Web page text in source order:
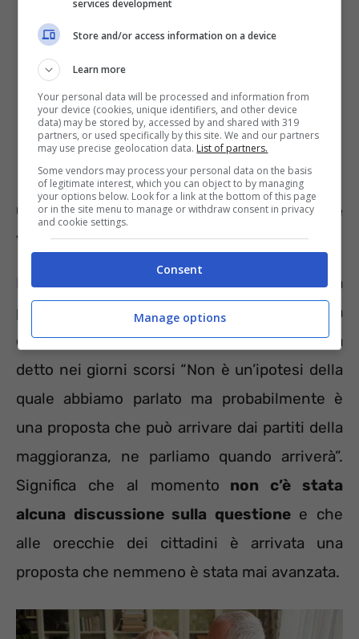
Gli scatti per l’età pensionabile
verranno bloccati?
La notizia dello stop agli scatti per l’età
pensionabile sembra essere stata azzardata
con troppo superficialità. Giorgia Meloni ha
detto nei giorni scorsi “Non è un’ipotesi della
quale abbiamo parlato ma probabilmente è
una proposta che può arrivare dai partiti della
maggioranza, ne parliamo quando arriverà”.
Significa che al momento non c’è stata
alcuna discussione sulla questionee che
alle orecchie dei cittadini è arrivata una
proposta che nemmeno è stata mai avanzata.
services development
Store and/or access information on a device
Learn more
Your personal data will be processed and information from
your device (cookies, unique identifiers, and other device
data) may be stored by, accessed by and shared with 319
partners, or used specifically by this site. We and our partners
may use precise geolocation data. List of partners.
Some vendors may process your personal data on the basis
of legitimate interest, which you can object to by managing
your options below. Look for a link at the bottom of this page
or in the site menu to manage or withdraw consent in privacy
and cookie settings.
Consent
Manage options